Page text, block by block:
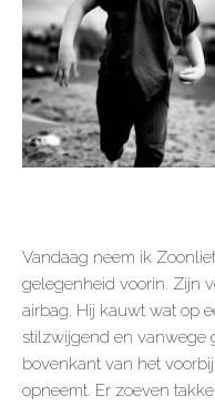
Vandaag neem ik
gelegenheid voorin. Zijn
airbag. Hij kauwt wat op
stilzwijgend en vanwege
bovenkant van het
opneemt. Er zoeven